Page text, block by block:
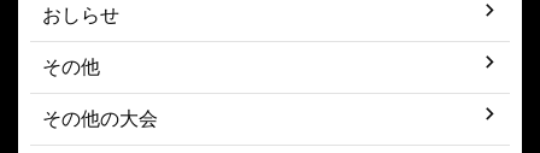
おしらせ
その他
その他の大会